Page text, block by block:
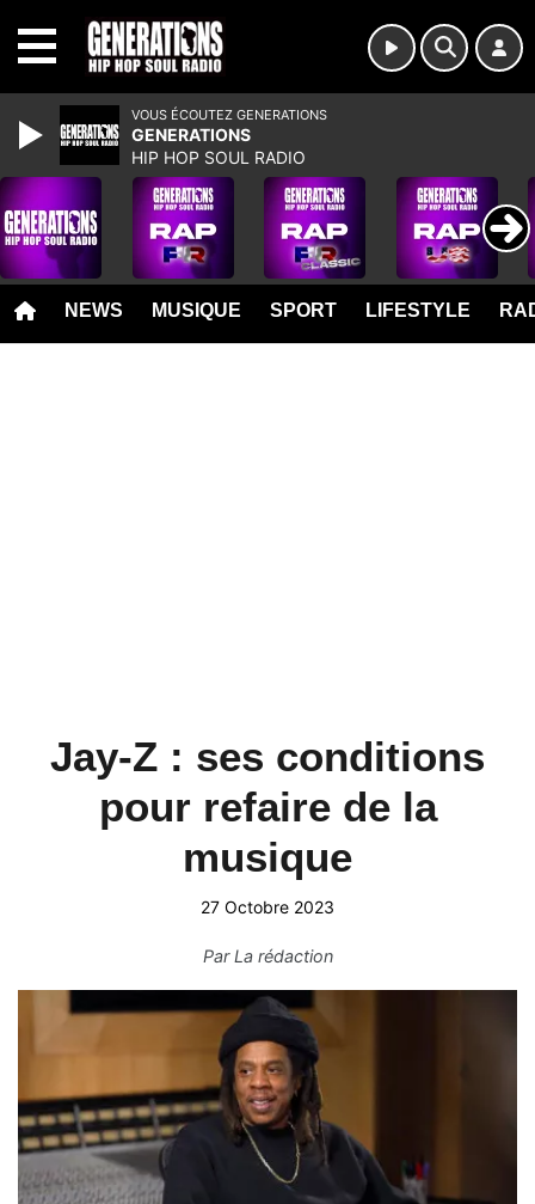
NEWS MUSIQUE SPORT LIFESTYLE
Jay-Z : ses conditions
pour refaire de la
musique
27 Octobre 2023
ParLa rédaction
VOUS ÉCOUTEZ GENERATIONS
GENERATIONS
HIP HOP SOUL RADIO